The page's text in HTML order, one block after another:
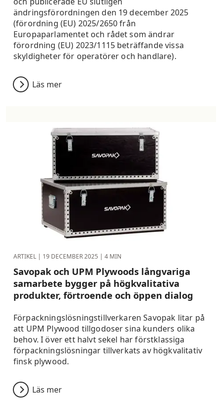
ändringsförordningen den 19 december 2025
(förordning (EU) 2025/2650 från
Europaparlamentet och rådet som ändrar
förordning (EU) 2023/1115 beträffande vissa
skyldigheter för operatörer och handlare).
Läs mer
ARTIKEL | 19 DECEMBER 2025 | 4 MIN
Savopak och UPM Plywoods långvariga
samarbete bygger på högkvalitativa
produkter, förtroende och öppen dialog
Förpackningslösningstillverkaren Savopak litar på
att UPM Plywood tillgodoser sina kunders olika
behov. I över ett halvt sekel har förstklassiga
förpackningslösningar tillverkats av högkvalitativ
finsk plywood.
Läs mer